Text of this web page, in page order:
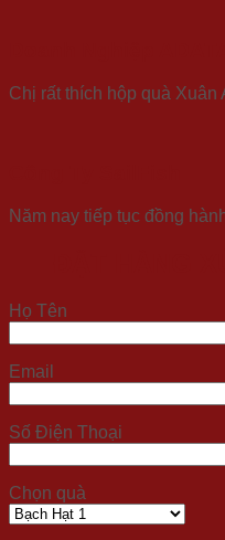
Chị rất thích hộp quà Xuân
Năm nay tiếp tục đồng
Họ Tên
Email
Số Điện Thoại
Chọn quà